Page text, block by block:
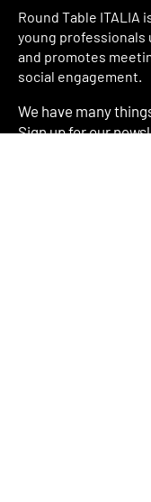
Round Table ITALIA
young professionals
and promotes
social engagement.
We have many
Sign up for our